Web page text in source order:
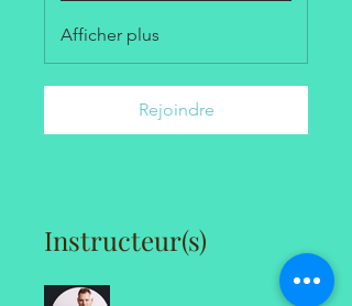
Afficher plus
Rejoindre
Instructeur(s)